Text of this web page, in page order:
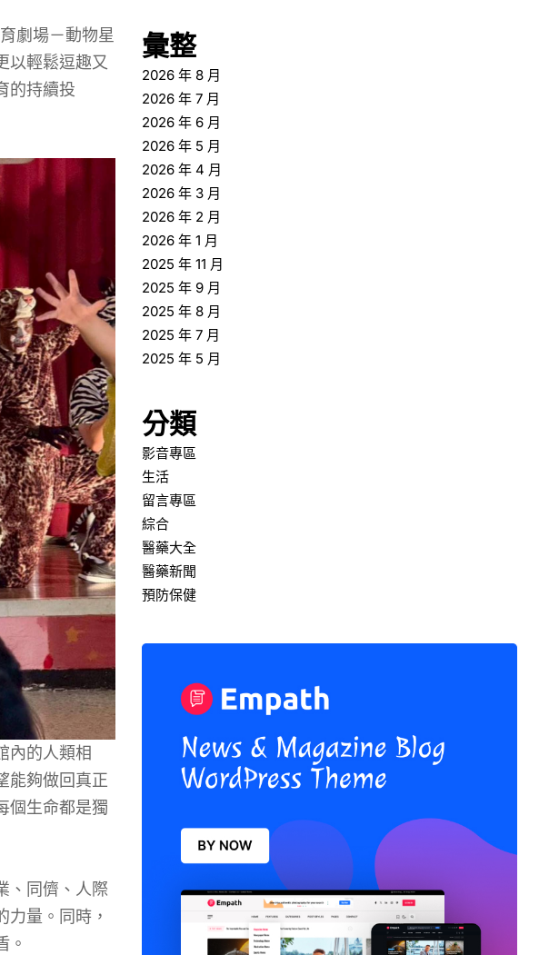
劇場－動物星
以輕鬆逗趣又
的持續投
內的人類相
能夠做回真正
個生命都是獨
、同儕、人際
量。同時，
。
彙整
2026 年 8 月
2026 年 7 月
2026 年 6 月
2026 年 5 月
2026 年 4 月
2026 年 3 月
2026 年 2 月
2026 年 1 月
2025 年 11 月
2025 年 9 月
2025 年 8 月
2025 年 7 月
2025 年 5 月
分類
影音專區
生活
留言專區
綜合
醫藥大全
醫藥新聞
預防保健